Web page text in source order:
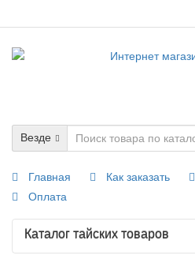
Везде
Главная Как заказать
Оплата
Каталог тайских товаров